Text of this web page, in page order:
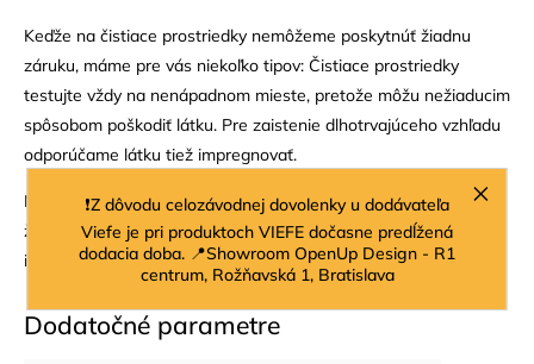
❗Z dôvodu celozávodnej dovolenky u dodávateľa
Viefe je pri produktoch VIEFE dočasne predĺžená
dodacia doba. 📍Showroom OpenUp Design - R1
centrum, Rožňavská 1, Bratislava
Keďže na čistiace prostriedky nemôžeme poskytnúť žiadnu
záruku, máme pre vás niekoľko tipov: Čistiace prostriedky
testujte vždy na nenápadnom mieste, pretože môžu nežiaducim
spôsobom poškodiť látku. Pre zaistenie dlhotrvajúceho vzhľadu
odporúčame látku tiež impregnovať.
Náš tip: Chráňte svoj čalúnený nábytok pred priamym slnečným
žiarením! Textílie sú citlivé na svetlo a časom môžu stratiť
intenzitu farby.
Dodatočné parametre